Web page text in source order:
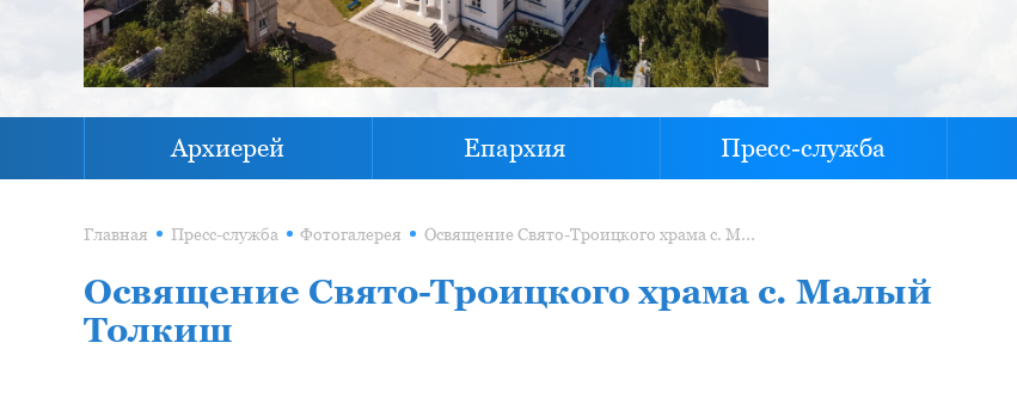
Архиерей Епархия Пресс-служба
Главная Пресс-служба Фотогалерея Освящение Свято-Троицкого храма с. Малый Толкиш
Освящение Свято-Троицкого храма с. Малый
Толкиш